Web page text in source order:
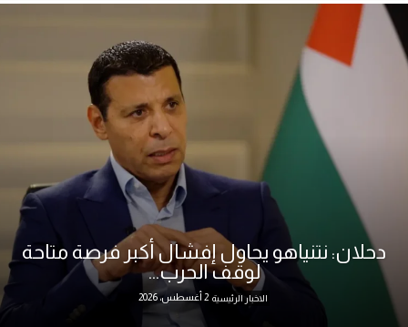
دحلان: نتنياهو يحاول إفشال أكبر فرصة متاحة
لوقف الحرب...
الاخبار الرئيسية 2 أغسطس، 2026